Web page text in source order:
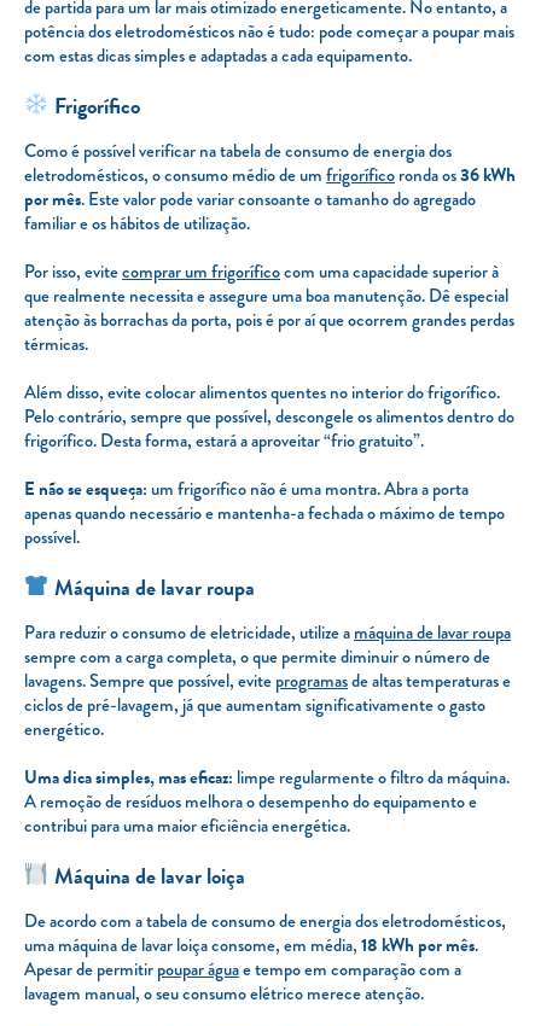
de partida para um lar mais otimizado energeticamente. No entanto, a
potência dos eletrodomésticos não é tudo: pode começar a poupar mais
com estas dicas simples e adaptadas a cada equipamento.
Frigorífico
Como é possível verificar na tabela de consumo de energia dos
eletrodomésticos, o consumo médio de umfrigoríficoronda os36 kWh
por mês. Este valor pode variar consoante o tamanho do agregado
familiar e os hábitos de utilização.
Por isso, evitecomprar um frigoríficocom uma capacidade superior à
que realmente necessita e assegure uma boa manutenção. Dê especial
atenção às borrachas da porta, pois é por aí que ocorrem grandes perdas
térmicas.
Além disso, evite colocar alimentos quentes no interior do frigorífico.
Pelo contrário, sempre que possível, descongele os alimentos dentro do
frigorífico. Desta forma, estará a aproveitar “frio gratuito”.
E não se esqueça:um frigorífico não é uma montra. Abra a porta
apenas quando necessário e mantenha-a fechada o máximo de tempo
possível.
Máquina de lavar roupa
Para reduzir o consumo de eletricidade, utilize amáquina de lavar roupa
sempre com a carga completa, o que permite diminuir o número de
lavagens. Sempre que possível, eviteprogramasde altas temperaturas e
ciclos de pré-lavagem, já que aumentam significativamente o gasto
energético.
Uma dica simples, mas eficaz: limpe regularmente o filtro da máquina.
A remoção de resíduos melhora o desempenho do equipamento e
contribui para uma maior eficiência energética.
Máquina de lavar loiça
De acordo com a tabela de consumo de energia dos eletrodomésticos,
uma máquina de lavar loiça consome, em média,18 kWh por mês.
Apesar de permitirpoupar águae tempo em comparação com a
lavagem manual, o seu consumo elétrico merece atenção.